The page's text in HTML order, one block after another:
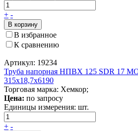
+ -
В корзину
В избранное
К сравнению
Артикул: 19234
Труба напорная НПВХ 125 SDR 17
315x18,7x6190
Торговая марка: Хемкор;
Цена: по запросу
Единицы измерения: шт.
+ -